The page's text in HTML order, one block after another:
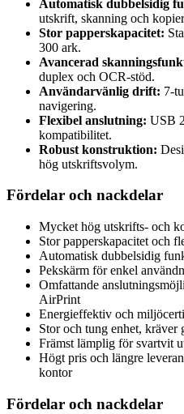
Automatisk dubbelsidig
utskrift, skanning och
Stor papperskapacitet:
300 ark.
Avancerad
duplex och OCR-stöd.
Användarvänlig drift: 7-
navigering.
Flexibel anslutning: USB
kompatibilitet.
Robust konstruktion:
hög utskriftsvolym.
Fördelar och nackdelar
Mycket hög utskrifts- och
Stor papperskapacitet och
Automatisk dubbelsidig
Pekskärm för enkel
Omfattande
AirPrint
Energieffektiv och
Stor och tung enhet, kräver
Främst lämplig för svartvit
Högt pris och längre
kontor
Fördelar och nackdelar